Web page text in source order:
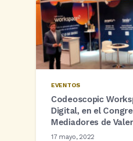
EVENTOS
Codeoscopic
Digital, en el
Mediadores de
17 mayo, 2022